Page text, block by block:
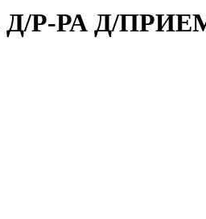
Д/Р-РА Д/